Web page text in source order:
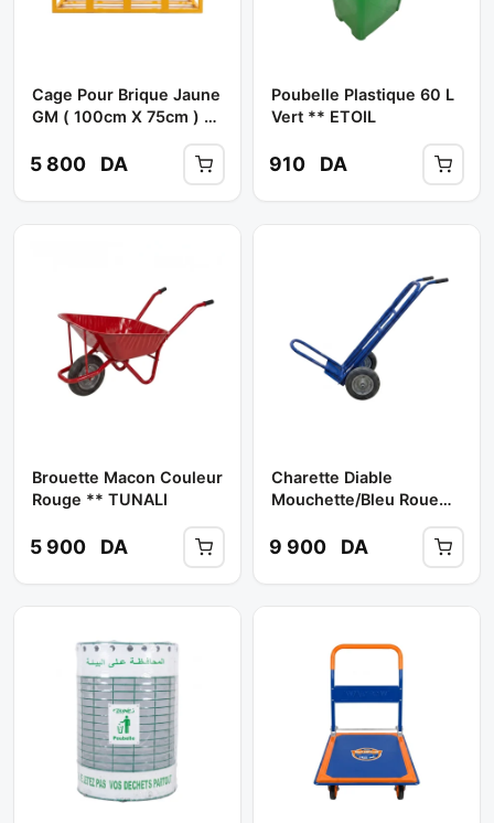
Cage Pour Brique Jaune
GM ( 100cm X 75cm ) **
5 800 DA
Poubelle Plastique 60 L
Vert ** ETOIL
910 DA
Brouette Macon Couleur
Rouge ** TUNALI
5 900 DA
Charette Diable
Mouchette/Bleu Roue
9 900 DA